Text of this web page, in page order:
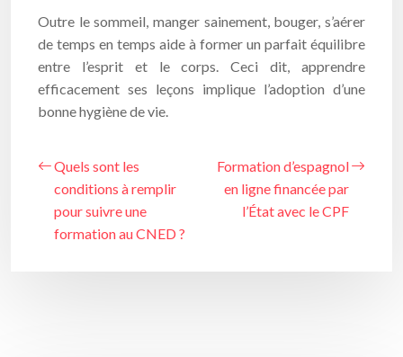
Outre le sommeil, manger sainement, bouger, s’aérer
de temps en temps aide à former un parfait équilibre
entre l’esprit et le corps. Ceci dit, apprendre
efficacement ses leçons implique l’adoption d’une
bonne hygiène de vie.
Quels sont les
conditions à remplir
pour suivre une
formation au CNED ?
Formation d’espagnol
en ligne financée par
l’État avec le CPF